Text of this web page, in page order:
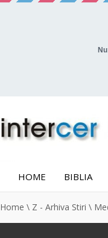
HOME BIBLIA
Home \ Z - Arhiva Stiri \